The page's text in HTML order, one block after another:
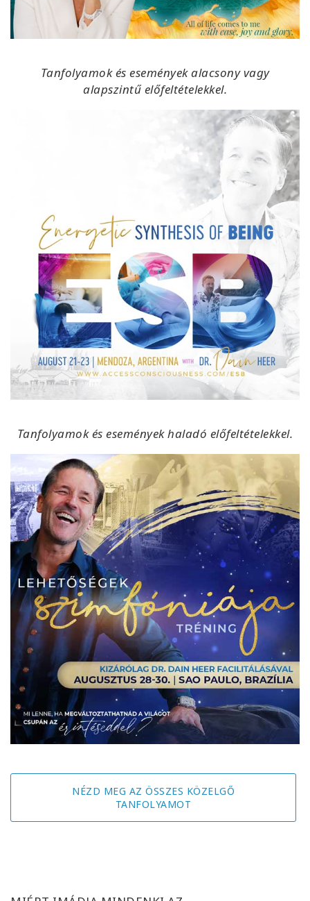
Tanfolyamok és események alacsony vagy
alapszintű előfeltételekkel.
Tanfolyamok és események haladó előfeltételekkel.
NÉZD MEG AZ ÖSSZES KÖZELGŐ
TANFOLYAMOT